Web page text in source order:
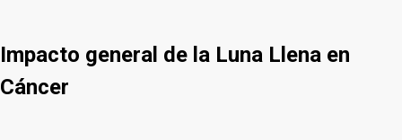
Impacto general de la Luna Llena en
Cáncer